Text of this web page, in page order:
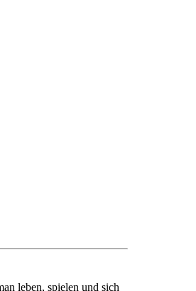
leben, spielen und sich